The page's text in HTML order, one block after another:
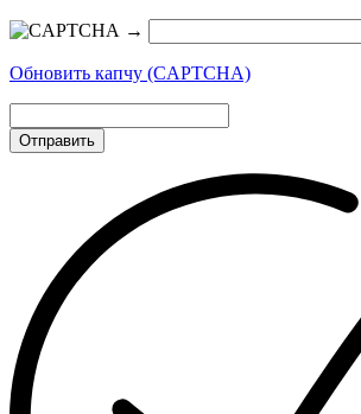
→
Обновить капчу (CAPTCHA)
Отправить